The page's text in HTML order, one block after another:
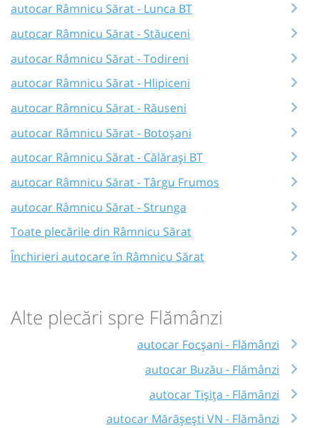
autocar Râmnicu Sărat - Lunca BT
autocar Râmnicu Sărat - Stăuceni
autocar Râmnicu Sărat - Todireni
autocar Râmnicu Sărat - Hlipiceni
autocar Râmnicu Sărat - Răuseni
autocar Râmnicu Sărat - Botoșani
autocar Râmnicu Sărat - Călărași BT
autocar Râmnicu Sărat - Târgu Frumos
autocar Râmnicu Sărat - Strunga
Toate plecările din Râmnicu Sărat
Închirieri autocare în Râmnicu Sărat
Alte plecări spre Flămânzi
autocar Focșani - Flămânzi
autocar Buzău - Flămânzi
autocar Tișița - Flămânzi
autocar Mărășești VN - Flămânzi